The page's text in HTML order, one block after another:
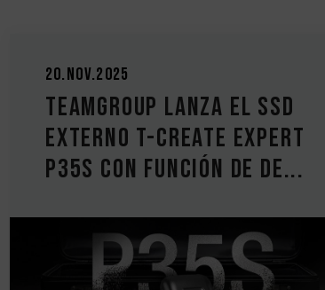
20.Nov.2025
TEAMGROUP lanza el SSD
externo T-CREATE EXPERT
P35S con función de de...